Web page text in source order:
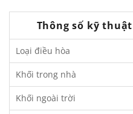
Thông số kỹ thuật
Loại điều hòa
Khối trong nhà
Khối ngoài trời